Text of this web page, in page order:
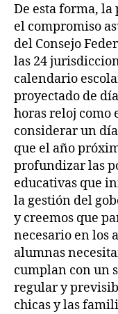
De esta forma,
el compromiso
del Consejo
las 24
calendario
proyectado de
horas reloj como
considerar un
que el año
profundizar las
educativas que
la gestión del
y creemos que
necesario en los
alumnas
cumplan con un
regular y
chicas y las